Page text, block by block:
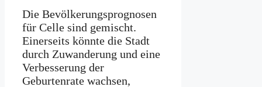
Die Bevölkerungsprognosen
für Celle sind gemischt.
Einerseits könnte die Stadt
durch Zuwanderung und eine
Verbesserung der
Geburtenrate wachsen,